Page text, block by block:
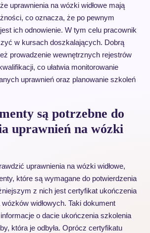
uprawnienia na wózki widłowe mają
co oznacza, że po pewnym
ich odnowienie. W tym celu pracownik
w kursach doszkalających. Dobrą
prowadzenie wewnętrznych rejestrów
co ułatwia monitorowanie
uprawnień oraz planowanie szkoleń
są potrzebne do
uprawnień na wózki
uprawnienia na wózki widłowe,
które są wymagane do potwierdzenia
z nich jest certyfikat ukończenia
widłowych. Taki dokument
o dacie ukończenia szkolenia
która je odbyła. Oprócz certyfikatu